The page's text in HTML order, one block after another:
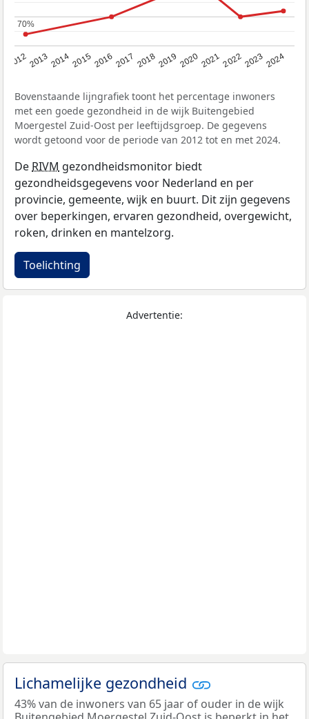
201220132014201520162017 20182019 20202021202220232024
70%
70%
Bovenstaande lijngrafiek toont het percentage inwoners
met een goede gezondheid in de wijk Buitengebied
Moergestel Zuid-Oost per leeftijdsgroep. De gegevens
wordt getoond voor de periode van 2012 tot en met 2024.
De RIVM gezondheidsmonitor biedt
gezondheidsgegevens voor Nederland en per
provincie, gemeente, wijk en buurt. Dit zijn gegevens
over beperkingen, ervaren gezondheid, overgewicht,
roken, drinken en mantelzorg.
Toelichting
Advertentie:
Lichamelijke gezondheid
43% van de inwoners van 65 jaar of ouder in de wijk